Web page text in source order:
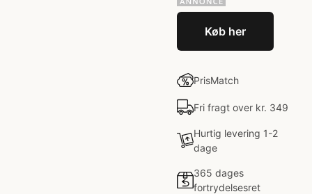
Køb her
PrisMatch
Fri fragt over kr. 349
Hurtig levering 1-2
dage
365 dages
fortrydelsesret